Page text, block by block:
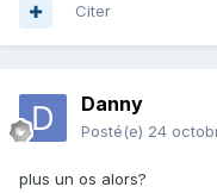
Citer
Danny
Posté(e) 24
plus un os alors?